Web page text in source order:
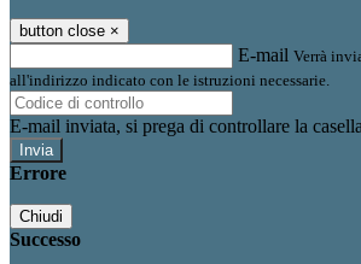
button close ×
E-mail Verrà
all'indirizzo indicato con le istruzioni necessarie.
E-mail inviata, si prega di controllare la
Errore
Chiudi
Successo